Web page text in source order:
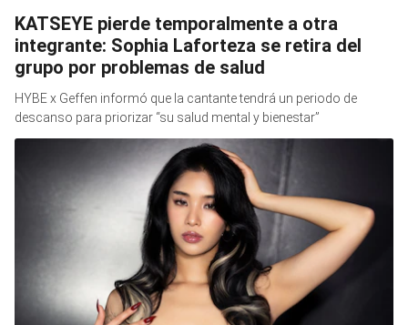
KATSEYE pierde temporalmente a otra
integrante: Sophia Laforteza se retira del
grupo por problemas de salud
HYBE x Geffen informó que la cantante tendrá un periodo de
descanso para priorizar “su salud mental y bienestar”